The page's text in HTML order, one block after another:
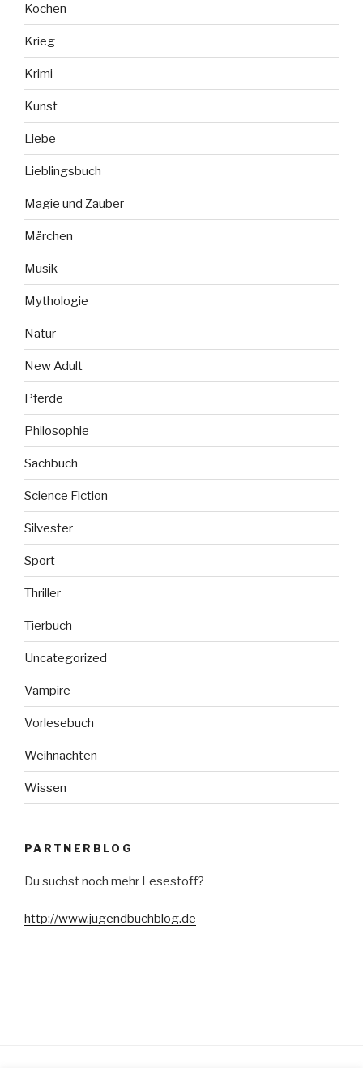
Kochen
Krieg
Krimi
Kunst
Liebe
Lieblingsbuch
Magie und Zauber
Märchen
Musik
Mythologie
Natur
New Adult
Pferde
Philosophie
Sachbuch
Science Fiction
Silvester
Sport
Thriller
Tierbuch
Uncategorized
Vampire
Vorlesebuch
Weihnachten
Wissen
PARTNERBLOG
Du suchst noch mehr Lesestoff?
http://www.jugendbuchblog.de